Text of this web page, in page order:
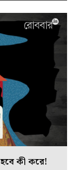
কী করে!